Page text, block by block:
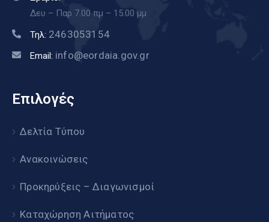
Δευ – Παρ 7.00 πμ – 15.00 μμ
Τηλ: 2463053154
Email: info@eordaia.gov.gr
Επιλογές
Δελτία Τύπου
Ανακοινώσεις
Προκηρύξεις – Διαγωνισμοί
Καταχώρηση Αιτήματος